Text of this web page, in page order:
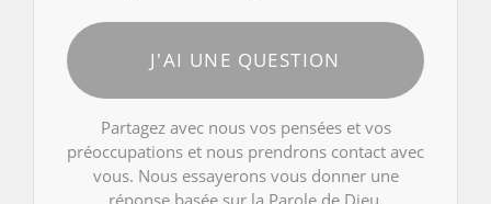
J'AI UNE QUESTION
Partagez avec nous vos pensées et vos
préoccupations et nous prendrons contact avec
vous. Nous essayerons vous donner une